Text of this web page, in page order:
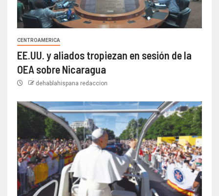
CENTROAMERICA
EE.UU. y aliados tropiezan en sesión de la
OEA sobre Nicaragua
dehablahispana redaccion